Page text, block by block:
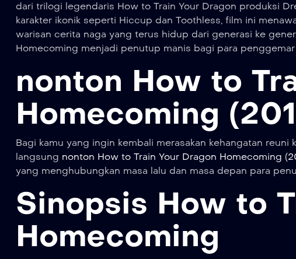
dari trilogi legendaris How to Train Your Dragon produksi
karakter ikonik seperti Hiccup dan Toothless, film ini
warisan cerita naga yang terus hidup dari generasi ke
Homecoming menjadi penutup manis bagi para penggemar
nonton How to
Homecoming
Bagi kamu yang ingin kembali merasakan kehangatan
langsung nonton How to Train Your Dragon Homecoming
yang menghubungkan masa lalu dan masa depan para
Sinopsis How to
Homecoming